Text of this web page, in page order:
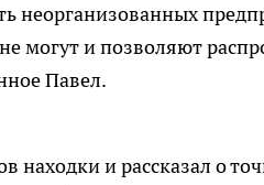
неорганизованных
могут и позволяют
Павел.
находки и рассказал о